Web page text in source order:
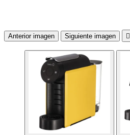
Anterior imagen Siguiente imagen 